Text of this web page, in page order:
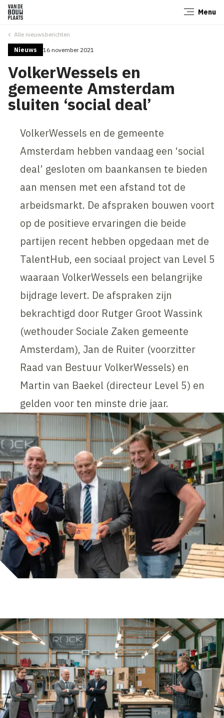
Menu
Alle nieuwsberichten
Nieuws 16 november 2021
VolkerWessels en
gemeente Amsterdam
sluiten ‘social deal’
VolkerWessels en de gemeente
Amsterdam hebben vandaag een ‘social
deal’ gesloten om baankansen te bieden
aan mensen met een afstand tot de
arbeidsmarkt. De afspraken bouwen voort
op de positieve ervaringen die beide
partijen recent hebben opgedaan met de
TalentHub, een sociaal project van Level 5
waaraan VolkerWessels een belangrijke
bijdrage levert. De afspraken zijn
bekrachtigd door Rutger Groot Wassink
(wethouder Sociale Zaken gemeente
Amsterdam), Jan de Ruiter (voorzitter
Raad van Bestuur VolkerWessels) en
Martin van Baekel (directeur Level 5) en
gelden voor ten minste drie jaar.
Sluiten